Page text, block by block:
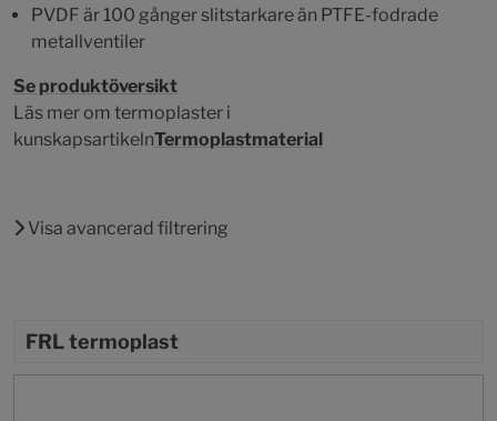
PVDF är 100 gånger slitstarkare än PTFE-fodrade
metallventiler
Se produktöversikt
Läs mer om termoplaster i
kunskapsartikelnTermoplastmaterial
Visa avancerad filtrering
FRL termoplast